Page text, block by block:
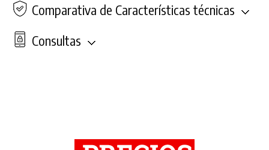
Comparativa de Características técnicas
Consultas